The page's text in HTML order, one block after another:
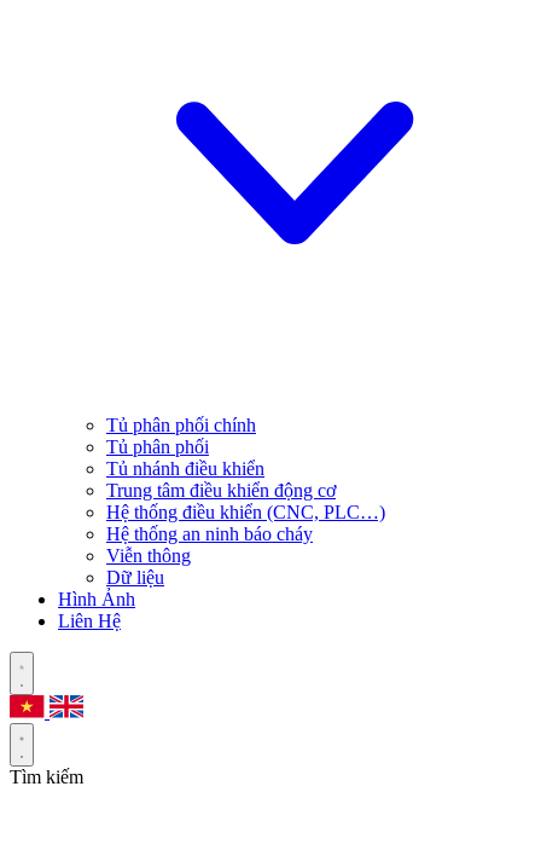
Tủ phân phối chính
Tủ phân phối
Tủ nhánh điều khiển
Trung tâm điều khiển động cơ
Hệ thống điều khiển (CNC, PLC…)
Hệ thống an ninh báo cháy
Viễn thông
Dữ liệu
Hình Ảnh
Liên Hệ
Tìm kiếm